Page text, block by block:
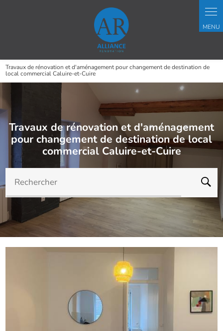
Travaux de rénovation et d'aménagement pour changement de destination de
local commercial Caluire-et-Cuire
Travaux de rénovation et d'aménagement
pour changement de destination de local
commercial Caluire-et-Cuire
Rechercher